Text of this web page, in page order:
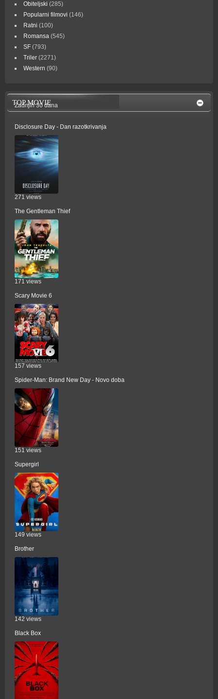
Obiteljski (285)
Popularni filmovi (146)
Ratni (100)
Romansa (545)
SF (793)
Triler (2271)
Western (90)
TOP MOVIE
Zadnjih 30 dana
Disclosure Day - Dan razotkrivanja
271 views
The Gentleman Thief
171 views
Scary Movie 6
157 views
Spider-Man: Brand New Day - Novo doba
151 views
Supergirl
149 views
Brother
142 views
Black Box